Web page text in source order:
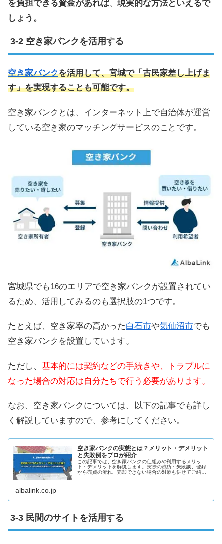
を負担できる資金があれば、現実的な方法といえるで
しょう。
空き家バンクを活用する
空き家バンクを活用して、宮城で「古民家差し上げま
す」を実現することも可能です。
空き家バンクとは、インターネット上で自治体が運営
している空き家のマッチングサービスのことです。
宮城県でも16のエリアで空き家バンクが設置されてい
るため、活用してみるのも選択肢の1つです。
たとえば、空き家率の高かった白石市や気仙沼市でも
空き家バンクを設置しています。
ただし、 基本的には契約などの手続きや、トラブルに
なった場合の対応は自分たちで行う必要があります。
なお、空き家バンクについては、以下の記事でも詳し
く解説していますので、参考にしてください。
空き家バンクの実態とは？メリット・デメリット
と失敗例をプロが紹介
この記事では、空き家バンクの仕組みや利用するメリッ
ト・デメリットを解説します。実際の成功・失敗談、登録
から売買の流れ、売却できない場合の対策も併せてご紹介
albalink.co.jp
民間のサイトを活用する